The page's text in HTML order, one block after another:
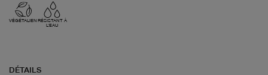
VÉGÉTALIEN RÉSISTANT À
L'EAU
DÉTAILS